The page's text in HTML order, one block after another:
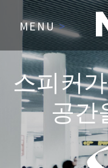
MENU>
스피커
공간